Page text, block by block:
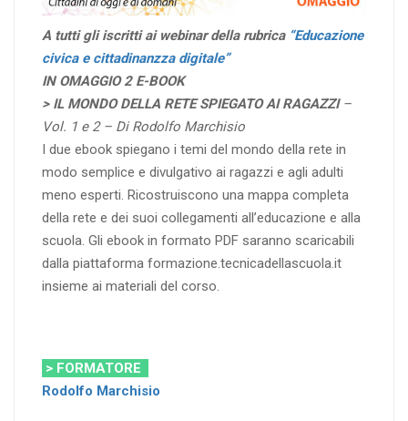
A tutti gli iscritti ai webinar della rubrica “Educazione
civica e cittadinanzza digitale”
IN OMAGGIO 2 E-BOOK
> IL MONDO DELLA RETE SPIEGATO AI RAGAZZI –
Vol. 1 e 2 – Di Rodolfo Marchisio
I due ebook spiegano i temi del mondo della rete in
modo semplice e divulgativo ai ragazzi e agli adulti
meno esperti. Ricostruiscono una mappa completa
della rete e dei suoi collegamenti all’educazione e alla
scuola. Gli ebook in formato PDF saranno scaricabili
dalla piattaforma formazione.tecnicadellascuola.it
insieme ai materiali del corso.
> FORMATORE
Rodolfo Marchisio